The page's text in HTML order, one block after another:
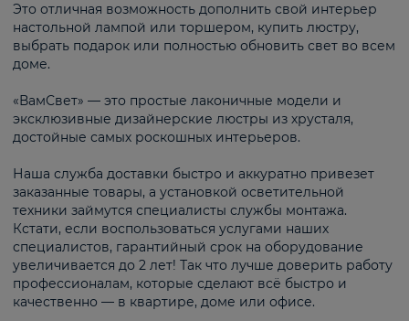
Это отличная возможность дополнить свой интерьер
настольной лампой или торшером, купить люстру,
выбрать подарок или полностью обновить свет во всем
доме.
«ВамСвет» — это простые лаконичные модели и
эксклюзивные дизайнерские люстры из хрусталя,
достойные самых роскошных интерьеров.
Наша служба доставки быстро и аккуратно привезет
заказанные товары, а установкой осветительной
техники займутся специалисты службы монтажа.
Кстати, если воспользоваться услугами наших
специалистов, гарантийный срок на оборудование
увеличивается до 2 лет! Так что лучше доверить работу
профессионалам, которые сделают всё быстро и
качественно — в квартире, доме или офисе.